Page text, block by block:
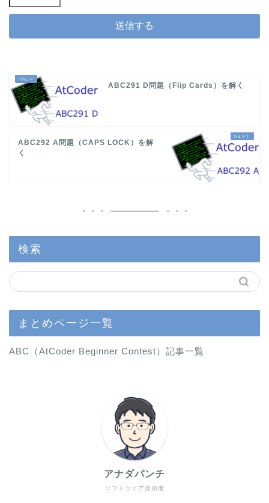
ABC291 D問題（Flip Cards）を解く
ABC292 A問題（CAPS LOCK）を解
く
検索
まとめページ一覧
ABC（AtCoder Beginner Contest）記事一覧
ソフトウェア技術者
アナダパンチ